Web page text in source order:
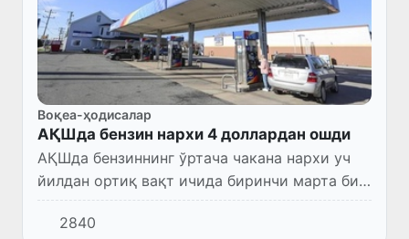
Воқеа-ҳодисалар
АҚШда бензин нархи 4 доллардан ошди
АҚШда бензиннинг ўртача чакана нархи уч
йилдан ортиқ вақт ичида биринчи марта бир
галлони учун 4 доллардан ошди.
2840